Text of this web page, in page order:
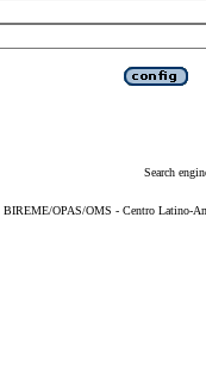
Search
BIREME/OPAS/OMS - Centro Latino-